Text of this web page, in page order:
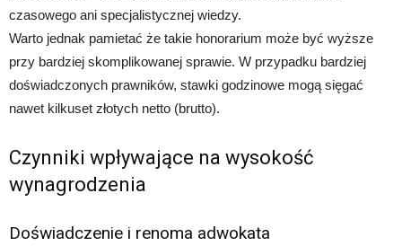
czasowego ani specjalistycznej wiedzy.
Warto jednak pamietać że takie honorarium może być wyższe
przy bardziej skomplikowanej sprawie. W przypadku bardziej
doświadczonych prawników, stawki godzinowe mogą sięgać
nawet kilkuset złotych netto (brutto).
Czynniki wpływające na wysokość
wynagrodzenia
Doświadczenie i renoma adwokata